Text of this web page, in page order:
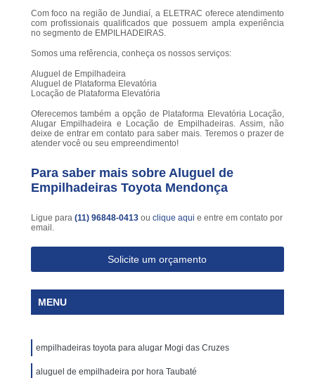
Com foco na região de Jundiaí, a ELETRAC oferece atendimento
com profissionais qualificados que possuem ampla experiência
no segmento de EMPILHADEIRAS.
Somos uma refêrencia, conheça os nossos serviços:
Aluguel de Empilhadeira
Aluguel de Plataforma Elevatória
Locação de Plataforma Elevatória
Oferecemos também a opção de Plataforma Elevatória Locação,
Alugar Empilhadeira e Locação de Empilhadeiras. Assim, não
deixe de entrar em contato para saber mais. Teremos o prazer de
atender você ou seu empreendimento!
Para saber mais sobre Aluguel de
Empilhadeiras Toyota Mendonça
Ligue para (11) 96848-0413 ou clique aqui e entre em contato por
email.
Solicite um orçamento
MENU
empilhadeiras toyota para alugar Mogi das Cruzes
aluguel de empilhadeira por hora Taubaté